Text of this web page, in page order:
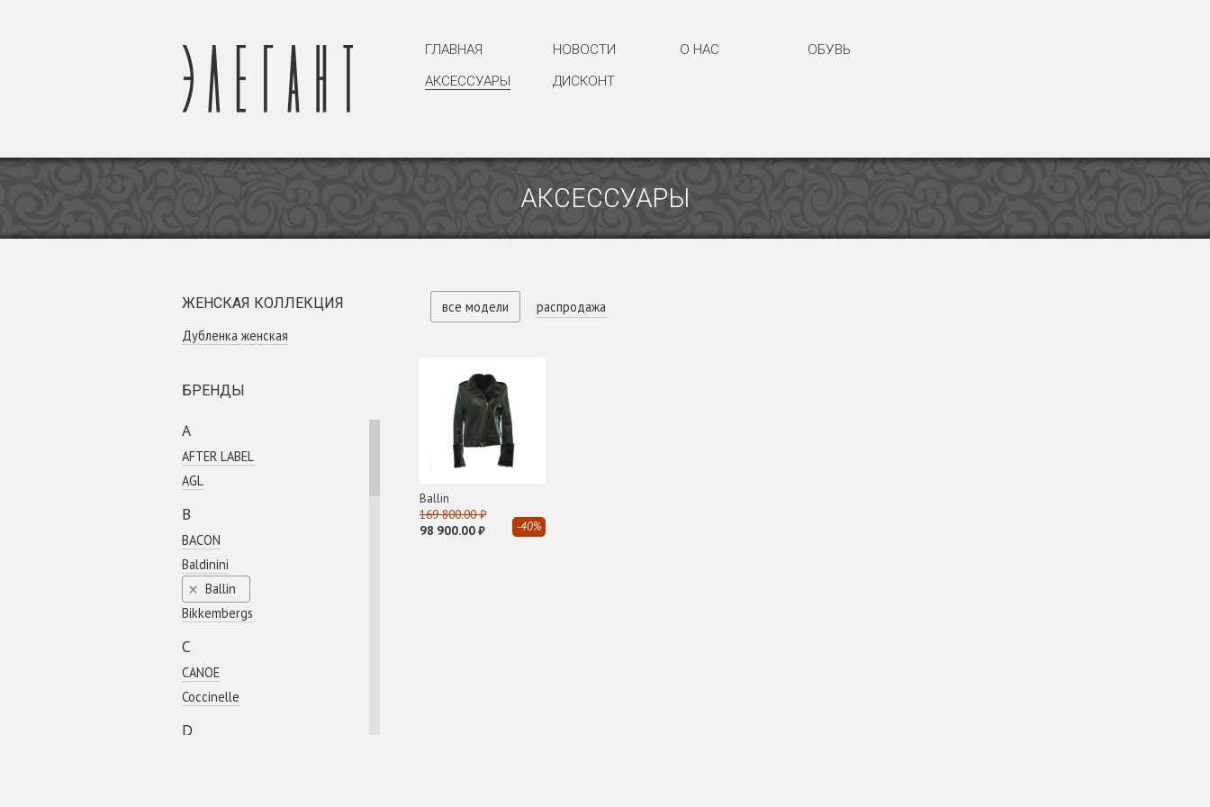
ГЛАВНАЯ НОВОСТИ О НАС
ОБУВЬ
АКСЕССУАРЫ
ДИСКОНТ
АКСЕССУАРЫ
ЖЕНСКАЯ КОЛЛЕКЦИЯ
Дубленка женская
БРЕНДЫ
A
AFTER LABEL
AGL
B
BACON
Baldinini
Ballin
Bikkembergs
C
CANOE
Coсcinelle
D
все модели распродажа
Ballin
169 800.00 ₽
98 900.00 ₽
-40%